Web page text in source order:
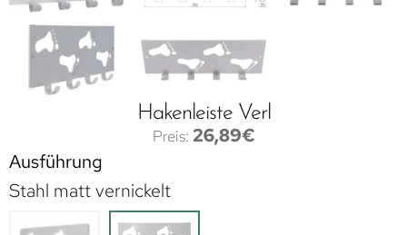
Hakenleiste Verl
26,89€
Ausführung
Stahl matt vernickelt